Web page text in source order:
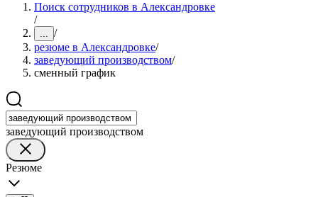
Поиск сотрудников в Александровке
/
... /
резюме в Александровке/
заведующий производством/
сменный график
заведующий производством
Резюме